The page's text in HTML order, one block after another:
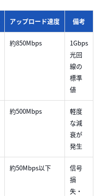
アップロード速度 備考
約850Mbps
1Gbps
光回
線の
標準
値
約500Mbps
軽度
な減
衰が
発生
約50Mbps以下
信号
損
失・